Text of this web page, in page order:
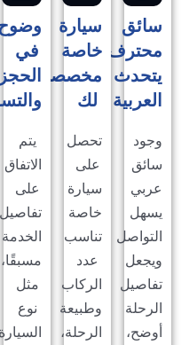
سيارة
خاصة
مخصصة
لك
تحصل
على
سيارة
خاصة
تناسب
عدد
الركاب
وطبيعة
الرحلة،
وضوح
في
الحجز
والتسعير
يتم
الاتفاق
على
تفاصيل
الخدمة
مسبقًا،
مثل
نوع
السيارة،